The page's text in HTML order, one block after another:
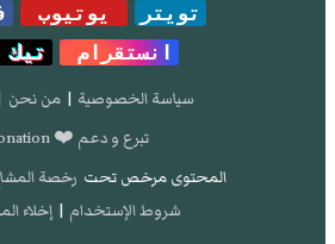
تويتر يوتيوب
انستقرام
تيك
سياسة الخصوصية | من نحن
تبرع و دعم ❤️ donation
المحتوى مرخص تحت رخصة المشاع
شروط الإستخدام | إخلاء